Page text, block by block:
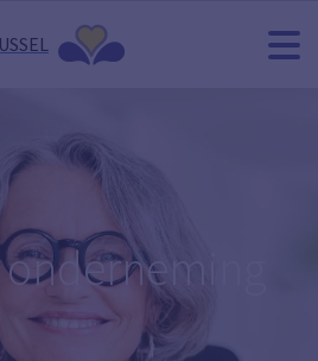
onderneming